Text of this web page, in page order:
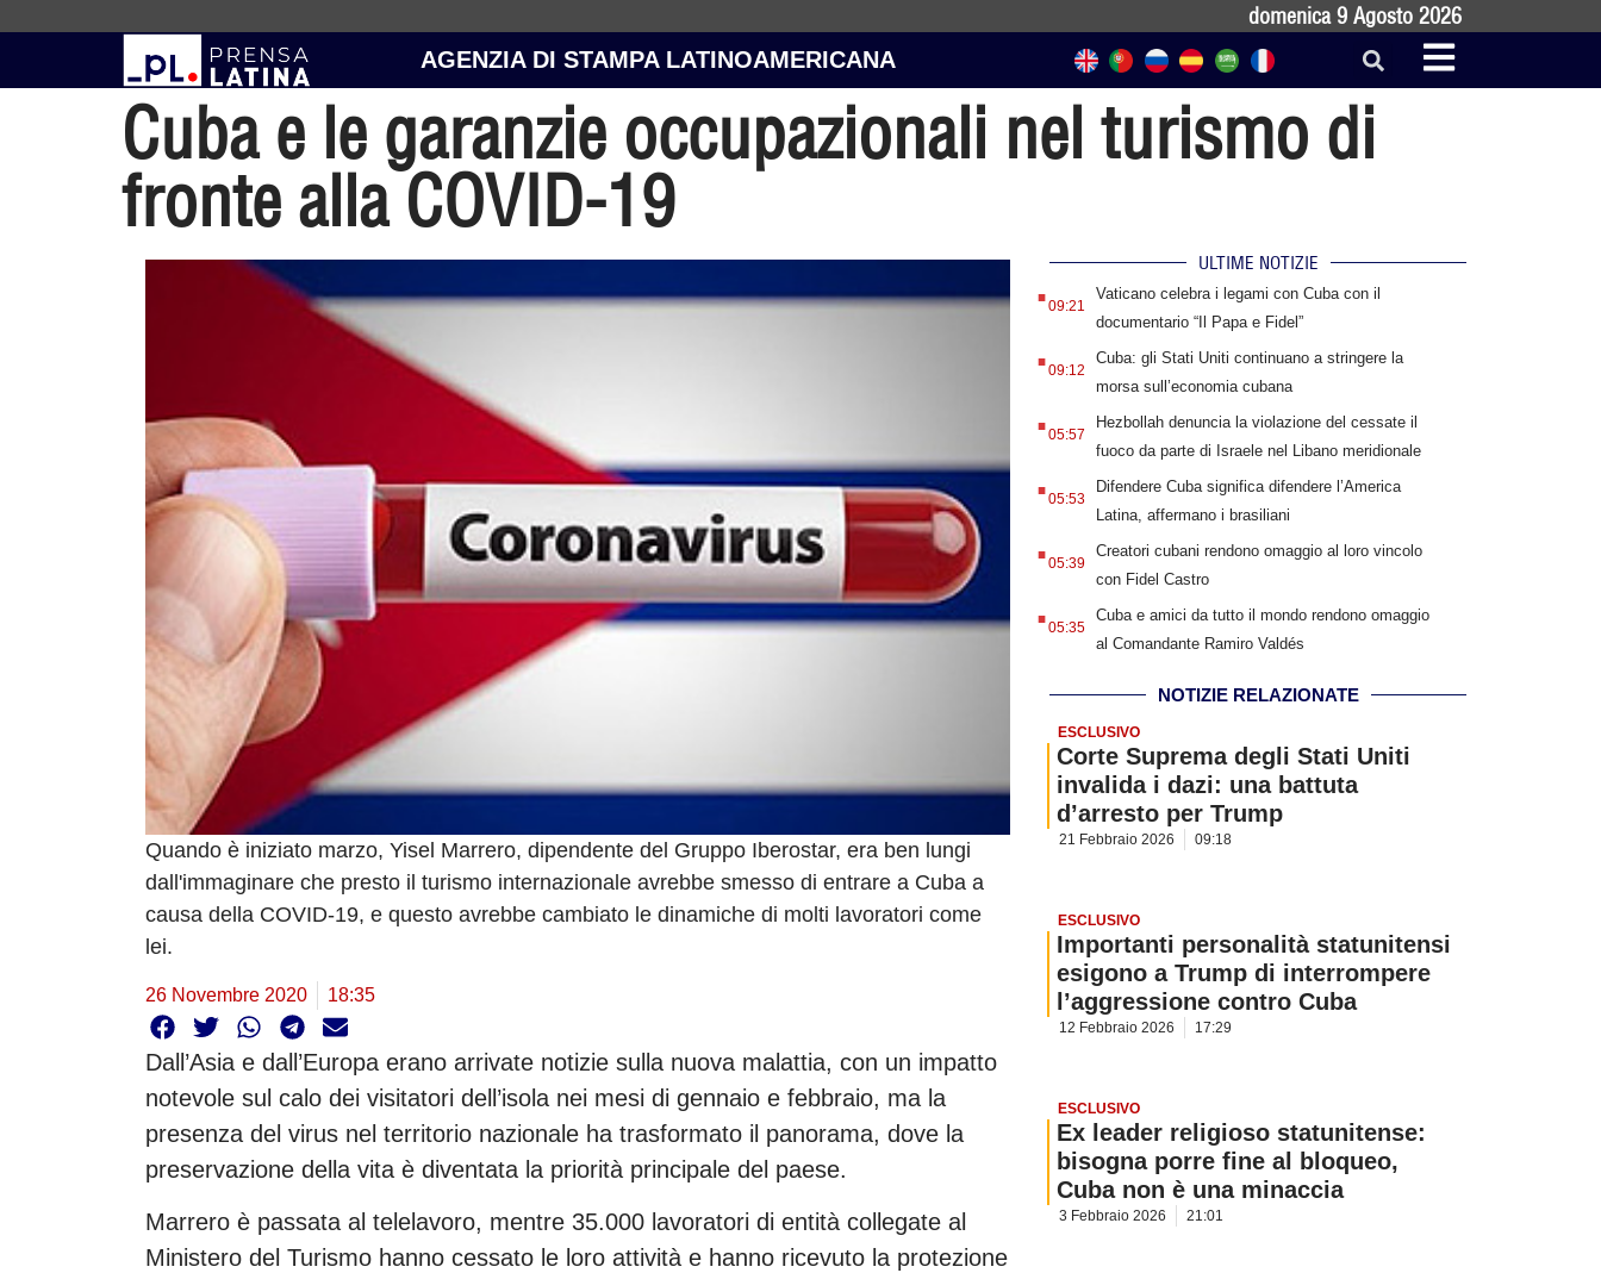
domenica 9 Agosto 2026
AGENZIA DI STAMPA LATINOAMERICANA
Cuba e le garanzie occupazionali nel turismo di
fronte alla COVID-19
Quando è iniziato marzo, Yisel Marrero, dipendente del Gruppo Iberostar, era ben lungi
dall'immaginare che presto il turismo internazionale avrebbe smesso di entrare a Cuba a
causa della COVID-19, e questo avrebbe cambiato le dinamiche di molti lavoratori come
lei.
26 Novembre 2020 18:35
Dall’Asia e dall’Europa erano arrivate notizie sulla nuova malattia, con un impatto
notevole sul calo dei visitatori dell’isola nei mesi di gennaio e febbraio, ma la
presenza del virus nel territorio nazionale ha trasformato il panorama, dove la
preservazione della vita è diventata la priorità principale del paese.
Marrero è passata al telelavoro, mentre 35.000 lavoratori di entità collegate al
Ministero del Turismo hanno cessato le loro attività e hanno ricevuto la protezione
ULTIME NOTIZIE
.09:21
Vaticano celebra i legami con Cuba con il
documentario “Il Papa e Fidel”
.09:12
Cuba: gli Stati Uniti continuano a stringere la
morsa sull’economia cubana
.05:57
Hezbollah denuncia la violazione del cessate il
fuoco da parte di Israele nel Libano meridionale
.05:53
Difendere Cuba significa difendere l’America
Latina, affermano i brasiliani
.05:39
Creatori cubani rendono omaggio al loro vincolo
con Fidel Castro
.05:35
Cuba e amici da tutto il mondo rendono omaggio
al Comandante Ramiro Valdés
NOTIZIE RELAZIONATE
ESCLUSIVO
Corte Suprema degli Stati Uniti
invalida i dazi: una battuta
d’arresto per Trump
21 Febbraio 2026 09:18
ESCLUSIVO
Importanti personalità statunitensi
esigono a Trump di interrompere
l’aggressione contro Cuba
12 Febbraio 2026 17:29
ESCLUSIVO
Ex leader religioso statunitense:
bisogna porre fine al bloqueo,
Cuba non è una minaccia
3 Febbraio 2026 21:01